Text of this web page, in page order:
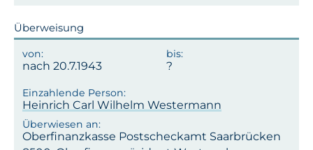
Überweisung
nach 20.7.1943
Heinrich Carl Wilhelm Westermann
Oberfinanzkasse Postscheckamt Saarbrücken